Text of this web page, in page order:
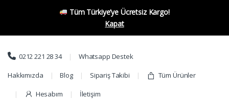
Tüm Türkiye’ye Ücretsiz Kargo!
Kapat
Skip to navigation
Skip to content
0212 221 28 34 Whatsapp Destek
Hakkımızda Blog Sipariş Takibi Tüm Ürünler
Hesabım İletişim